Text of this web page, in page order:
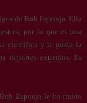
de Bob Esponja. Ella
por lo que es una
científica y le gusta la
deportes extremos. Es
Esponja le ha traído